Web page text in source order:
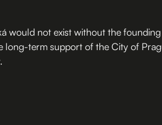
would not exist without the founding
long-term support of the City of